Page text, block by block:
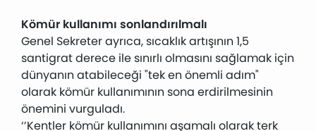
Kömür kullanımı sonlandırılmalı
Genel Sekreter ayrıca, sıcaklık artışının 1,5
santigrat derece ile sınırlı olmasını sağlamak için
dünyanın atabileceği "tek en önemli adım"
olarak kömür kullanımının sona erdirilmesinin
önemini vurguladı.
‘’Kentler kömür kullanımını aşamalı olarak terk